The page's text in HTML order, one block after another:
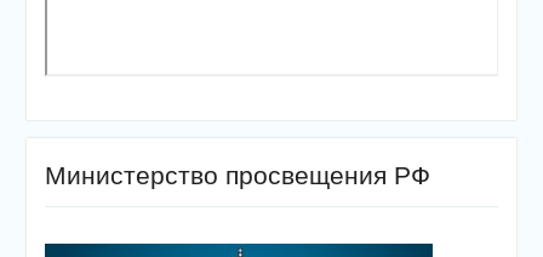
Министерство просвещения РФ